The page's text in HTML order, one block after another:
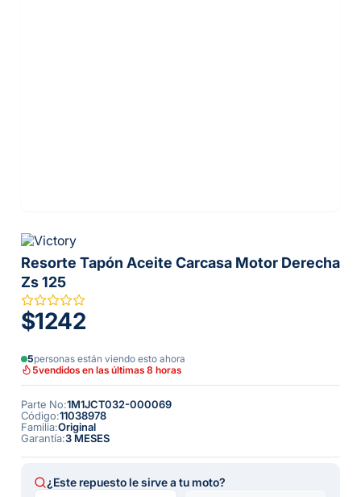
Resorte Tapón Aceite Carcasa Motor Derecha
Zs 125
$1242
5personas están viendo esto ahora
5vendidos en las últimas 8 horas
Parte No:1M1JCT032-000069
Código:11038978
Familia:Original
Garantía:3 MESES
¿Este repuesto le sirve a tu moto?